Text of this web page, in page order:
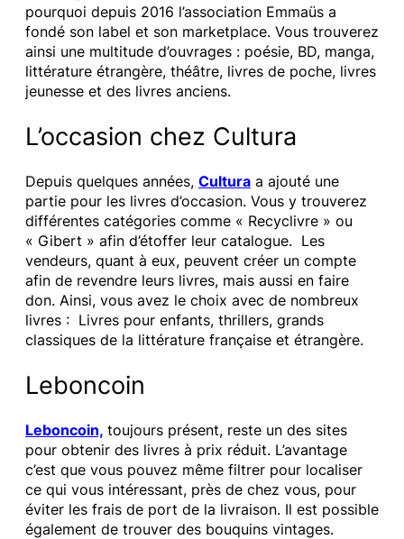
pourquoi depuis 2016 l’association Emmaüs a
fondé son label et son marketplace. Vous trouverez
ainsi une multitude d’ouvrages : poésie, BD, manga,
littérature étrangère, théâtre, livres de poche, livres
jeunesse et des livres anciens.
L’occasion chez Cultura
Depuis quelques années, Cultura a ajouté une
partie pour les livres d’occasion. Vous y trouverez
différentes catégories comme « Recyclivre » ou
« Gibert » afin d’étoffer leur catalogue. Les
vendeurs, quant à eux, peuvent créer un compte
afin de revendre leurs livres, mais aussi en faire
don. Ainsi, vous avez le choix avec de nombreux
livres : Livres pour enfants, thrillers, grands
classiques de la littérature française et étrangère.
Leboncoin
Leboncoin, toujours présent, reste un des sites
pour obtenir des livres à prix réduit. L’avantage
c’est que vous pouvez même filtrer pour localiser
ce qui vous intéressant, près de chez vous, pour
éviter les frais de port de la livraison. Il est possible
également de trouver des bouquins vintages.